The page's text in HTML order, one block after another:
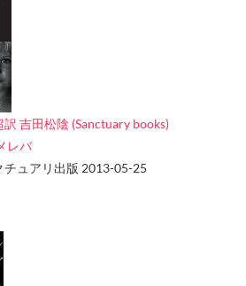
吉田松陰 (Sanctuary books)
レバ
チュアリ出版 2013-05-25